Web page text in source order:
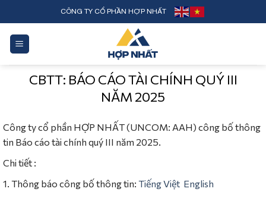
to
content
CÔNG TY CỔ PHẦN HỢP NHẤT
CBTT: BÁO CÁO TÀI CHÍNH QUÝ III
NĂM 2025
Công ty cổ phần HỢP NHẤT (UNCOM: AAH) công bố thông
tin Báo cáo tài chính quý III năm 2025.
Chi tiết :
1. Thông báo công bố thông tin: Tiếng Việt English